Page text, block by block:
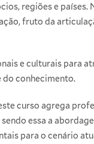
regiões e
fruto da
e culturais para
conhecimento.
curso agrega
essa a
para o cenário